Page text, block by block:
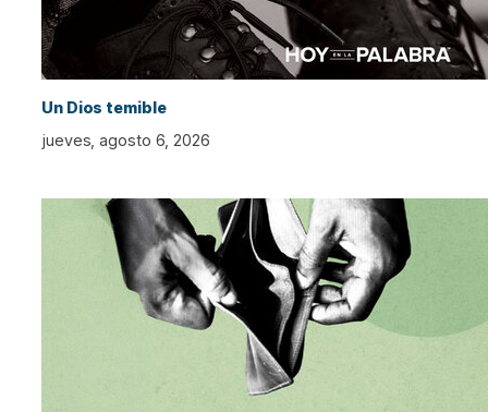
Un Dios temible
jueves, agosto 6, 2026